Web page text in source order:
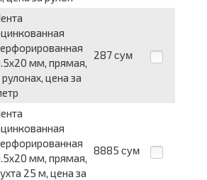
мм, прямая,
рулонах, цена за
287 сум
мм, прямая,
25 м, цена за
8885 сум